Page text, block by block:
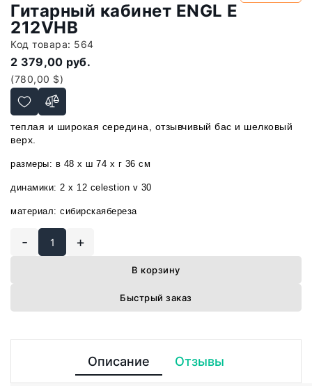
Гитарный кабинет ENGL E
212VHB
Код товара: 564
2 379,00 руб.
(780,00 $)
теплая и широкая середина, отзывчивый бас и шелковый
верх.
размеры: в 48 x ш 74 x г 36 см
динамики: 2 x 12 celestion v 30
материал: сибирскаябереза
- +
В корзину
Быстрый заказ
Описание Отзывы